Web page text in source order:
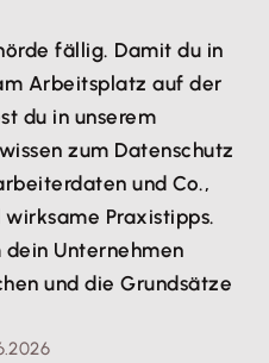
fällig. Damit du in
Arbeitsplatz auf der
du in unserem
zum Datenschutz
und Co.,
Praxistipps.
Unternehmen
und die Grundsätze